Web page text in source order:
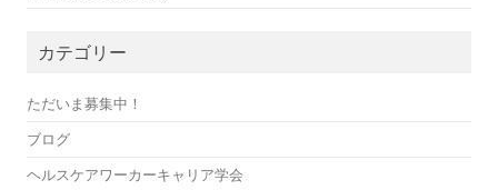
カテゴリー
ただいま募集中！
ブログ
ヘルスケアワーカーキャリア学会